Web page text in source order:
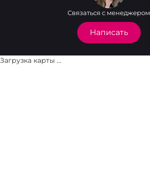
Связаться с менеджером
Написать
Загрузка карты ...